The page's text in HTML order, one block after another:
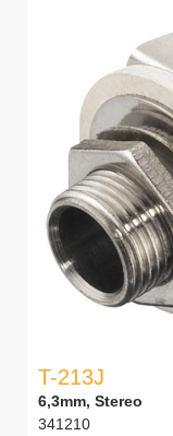
T-213J
6,3mm, Stereo
341210